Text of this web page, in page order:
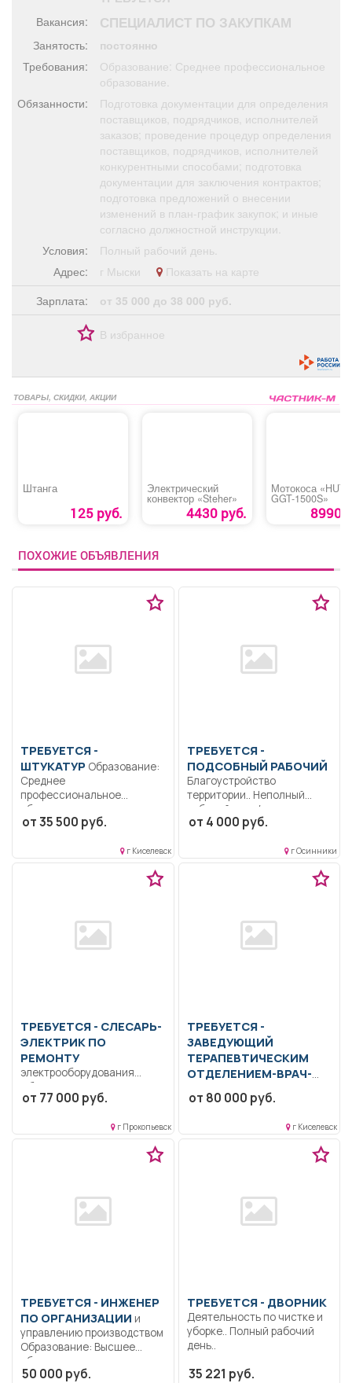
Я - пенсионер
Вакансия: СПЕЦИАЛИСТ ПО ЗАКУПКАМ
Занятость:
постоянно
Требования:
Образование: Среднее профессиональное
образование.
Обязанности:
Подготовка документации для определения
поставщиков, подрядчиков, исполнителей
заказов; проведение процедур определения
поставщиков, подрядчиков, исполнителей
конкурентными способами; подготовка
документации для заключения контрактов;
подготовка предложений о внесении
изменений в план-график закупок; и иные
согласно должностной инструкции.
Условия:
Полный рабочий день.
Адрес:
г Мыски
Показать на карте
Зарплата:
от 35 000 до 38 000 руб.
В избранное
ТОВАРЫ, СКИДКИ, АКЦИИ
Штанга
125 руб.
Электрический
конвектор «Steher»
4430 руб.
Мотокоса
GGT-1500S»
8990
ПОХОЖИЕ ОБЪЯВЛЕНИЯ
ТРЕБУЕТСЯ -
ШТУКАТУР
Среднее
профессиональное
образование.. выполнять
подготовку поверхностей
от 35 500 руб.
г Киселевск
ТРЕБУЕТСЯ -
ПОДСОБНЫЙ РАБОЧИЙ
Благоустройство
территории.. Неполный
рабочий день/неполная
рабочая неделя..
от 4 000 руб.
г Осинники
ТРЕБУЕТСЯ - СЛЕСАРЬ-
ЭЛЕКТРИК ПО
РЕМОНТУ
электрооборудования
Образование: Среднее
общее.. Обеспечение
электрооборудования и...
от 77 000 руб.
г Прокопьевск
ТРЕБУЕТСЯ -
ЗАВЕДУЮЩИЙ
ТЕРАПЕВТИЧЕСКИМ
ОТДЕЛЕНИЕМ-ВРАЧ-
Высшее-специалитет,
должностных
должностной инструкции...
от 80 000 руб.
г Киселевск
ТРЕБУЕТСЯ - ИНЖЕНЕР
ПО ОРГАНИЗАЦИИ и
управлению производством
Образование: Высшее
образование —
специалитет,
50 000 руб.
ТРЕБУЕТСЯ - ДВОРНИК
Деятельность по чистке и
уборке.. Полный рабочий
день..
35 221 руб.